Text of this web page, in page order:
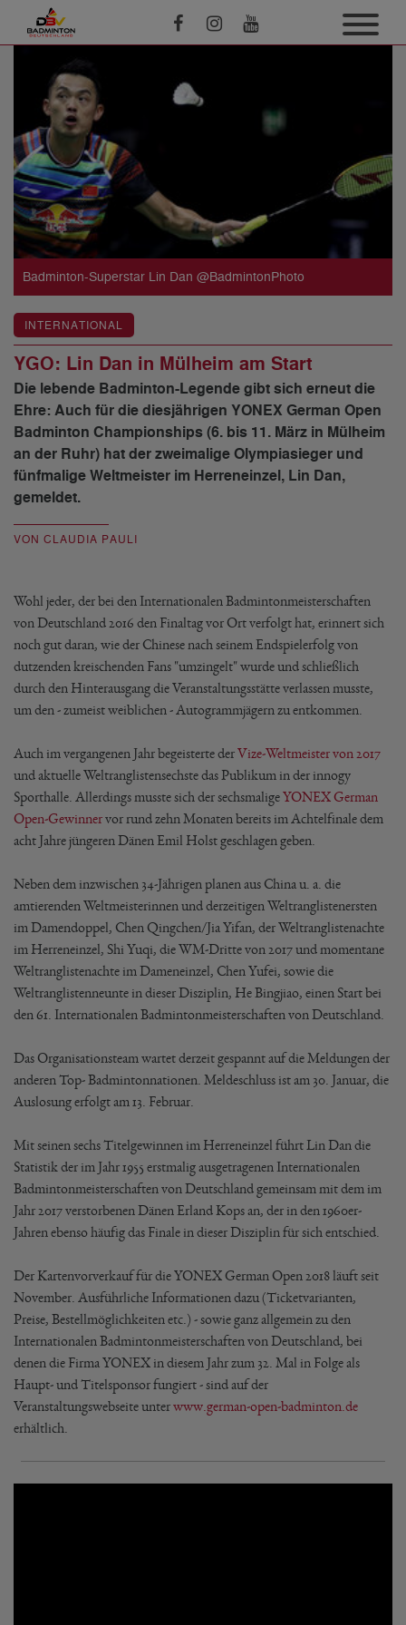
Badminton-Superstar Lin Dan @BadmintonPhoto
INTERNATIONAL
YGO: Lin Dan in Mülheim am Start
Die lebende Badminton-Legende gibt sich erneut die
Ehre: Auch für die diesjährigen YONEX German Open
Badminton Championships (6. bis 11. März in Mülheim
an der Ruhr) hat der zweimalige Olympiasieger und
fünfmalige Weltmeister im Herreneinzel, Lin Dan,
gemeldet.
VON CLAUDIA PAULI
Wohl jeder, der bei den Internationalen Badmintonmeisterschaften
von Deutschland 2016 den Finaltag vor Ort verfolgt hat, erinnert sich
noch gut daran, wie der Chinese nach seinem Endspielerfolg von
dutzenden kreischenden Fans "umzingelt" wurde und schließlich
durch den Hinterausgang die Veranstaltungsstätte verlassen musste,
um den - zumeist weiblichen - Autogrammjägern zu entkommen.
Auch im vergangenen Jahr begeisterte derVize-Weltmeister von 2017
und aktuelle Weltranglistensechste das Publikum in der innogy
Sporthalle. Allerdings musste sich der sechsmaligeYONEX German
Open-Gewinnervor rund zehn Monaten bereits im Achtelfinale dem
acht Jahre jüngeren Dänen Emil Holst geschlagen geben.
Neben dem inzwischen 34-Jährigen planen aus China u. a. die
amtierenden Weltmeisterinnen und derzeitigen Weltranglistenersten
im Damendoppel, Chen Qingchen/Jia Yifan, der Weltranglistenachte
im Herreneinzel, Shi Yuqi, die WM-Dritte von 2017 und momentane
Weltranglistenachte im Dameneinzel, Chen Yufei, sowie die
Weltranglistenneunte in dieser Disziplin, He Bingjiao, einen Start bei
den 61. Internationalen Badmintonmeisterschaften von Deutschland.
Das Organisationsteam wartet derzeit gespannt auf die Meldungen der
anderen Top- Badmintonnationen. Meldeschluss ist am 30. Januar, die
Auslosung erfolgt am 13. Februar.
Mit seinen sechs Titelgewinnen im Herreneinzel führt Lin Dan die
Statistik der im Jahr 1955 erstmalig ausgetragenen Internationalen
Badmintonmeisterschaften von Deutschland gemeinsam mit dem im
Jahr 2017 verstorbenen Dänen Erland Kops an, der in den 1960er-
Jahren ebenso häufig das Finale in dieser Disziplin für sich entschied.
Der Kartenvorverkauf für die YONEX German Open 2018 läuft seit
November. Ausführliche Informationen dazu (Ticketvarianten,
Preise, Bestellmöglichkeiten etc.) - sowie ganz allgemein zu den
Internationalen Badmintonmeisterschaften von Deutschland, bei
denen die Firma YONEX in diesem Jahr zum 32. Mal in Folge als
Haupt- und Titelsponsor fungiert - sind auf der
Veranstaltungswebseite unterwww.german-open-badminton.de
erhältlich.